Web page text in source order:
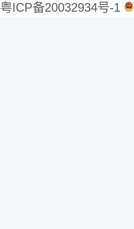
粤ICP备20032934号-1